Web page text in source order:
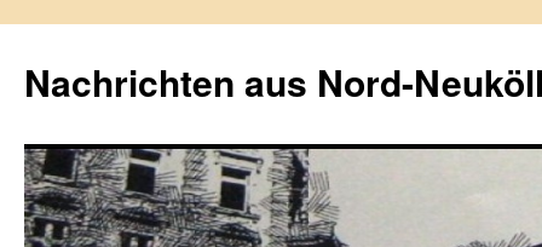
springen
Nachrichten aus Nord-